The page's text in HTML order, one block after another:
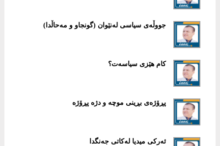
جووڵەی سیاسی لەنێوان (گونجاو و مەحاڵدا)
کام هێزی سیاسەت؟
پڕۆژەی بڕینی موچە و دژە پڕۆژە
ئەرکی میدیا لەکاتی جەنگدا